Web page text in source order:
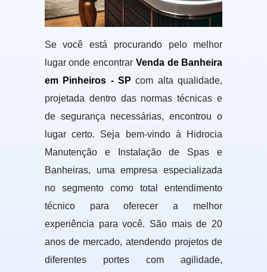
Se você está procurando pelo melhor
lugar onde encontrar Venda de Banheira
em Pinheiros - SP com alta qualidade,
projetada dentro das normas técnicas e
de segurança necessárias, encontrou o
lugar certo. Seja bem-vindo à Hidrocia
Manutenção e Instalação de Spas e
Banheiras, uma empresa especializada
no segmento como total entendimento
técnico para oferecer a melhor
experiência para você. São mais de 20
anos de mercado, atendendo projetos de
diferentes portes com agilidade,